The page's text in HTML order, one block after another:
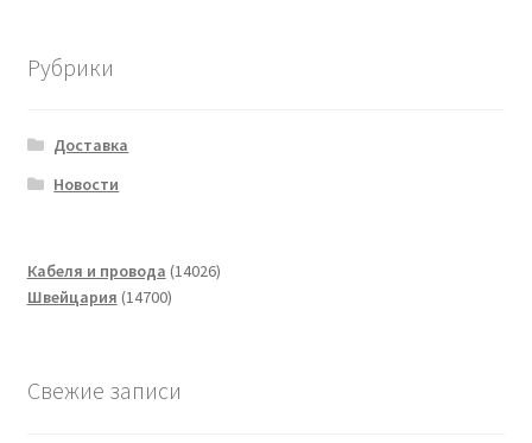
Рубрики
Доставка
Новости
Кабеля и провода 1402614026
Швейцария 1470014700
Свежие записи